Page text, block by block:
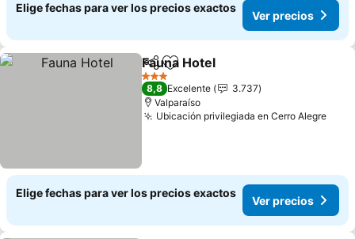
Elige fechas para ver los precios exactos
Ver precios
CompartirAgregar a favoritos
Fauna Hotel
3 Estrellas
8,8 Excelente
3.737
Valparaíso
Ubicación privilegiada en Cerro AlegreVer
Elige fechas para ver los precios exactos
Ver precios